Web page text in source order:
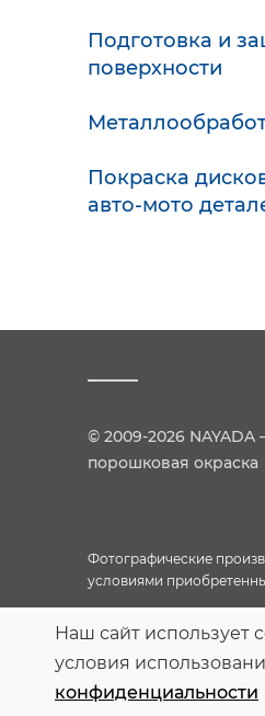
Подготовка и
поверхности
Покраска
авто-мото
© 2009-2026 NAYADA
порошковая окраска
Фотографические
условиями
Персональные данные
кругом лиц
Наш сайт использует
условия
конфиденциальности